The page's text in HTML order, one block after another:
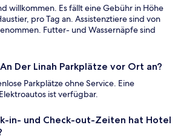
willkommen. Es fällt eine Gebühr in Höhe
pro Tag an. Assistenztiere sind von
Futter- und Wassernäpfe sind
Der Linah Parkplätze vor Ort an?
Parkplätze ohne Service. Eine
ist verfügbar.
in- und Check-out-Zeiten hat Hotel